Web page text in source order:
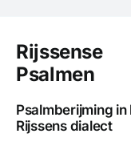
naar
inhoud
Rijssense
Psalmen
Psalmberijming in
Rijssens dialect